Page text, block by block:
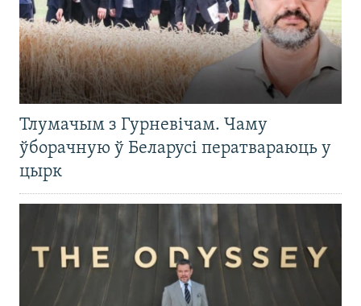
Тлумачым з Гурневічам. Чаму
ўборачную ў Беларусі ператвараюць у
цырк